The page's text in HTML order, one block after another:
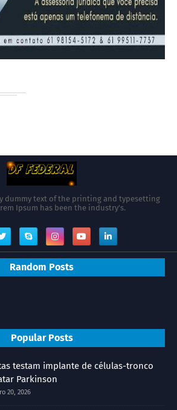
dummy text of the printing and typesetting
Ipsum has been the industry's.
Random Posts
Popular Posts
testam implante de células-tronco
Parkinson
20, 2026